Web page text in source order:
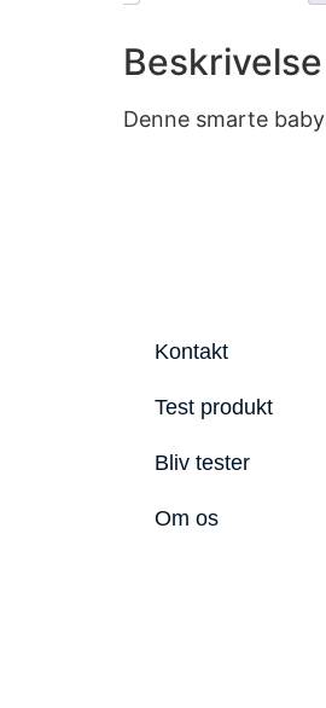
Beskrivelse
Denne smarte
Kontakt
Test produkt
Bliv tester
Om os